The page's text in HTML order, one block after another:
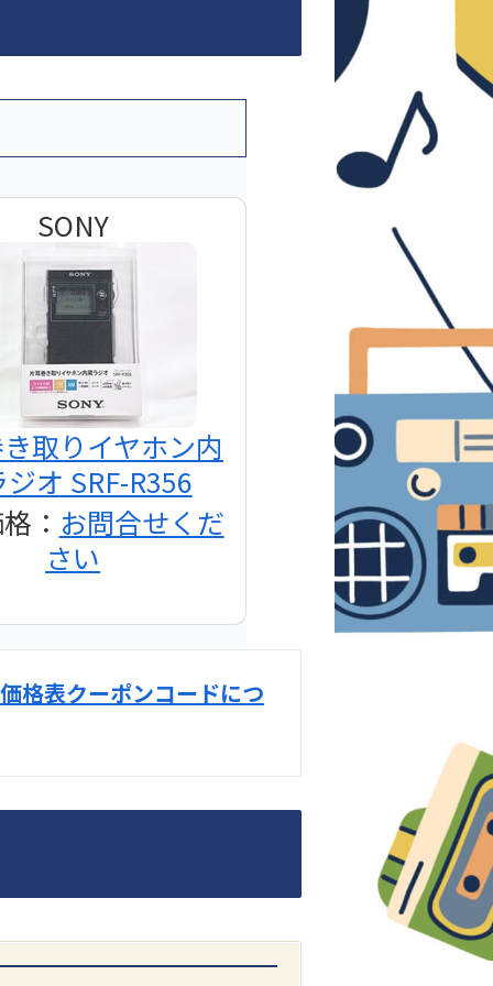
SONY
取りイヤホン内
オ SRF-R356
： お問合せくだ
さい
DENON
格表クーポンコードにつ